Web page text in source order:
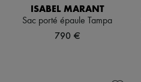
ISABEL MARANT
Sac porté épaule Tampa
790 €